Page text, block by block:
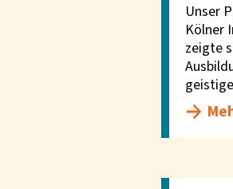
Unser
Kölner
zeigte